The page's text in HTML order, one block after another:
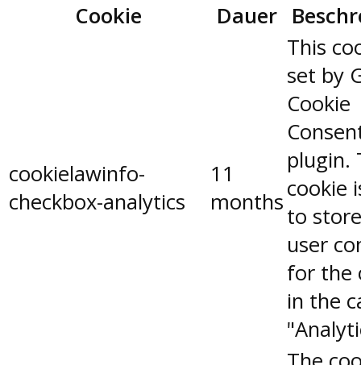
Cookie
Dauer
cookielawinfo-
checkbox-analytics
11
months
This
set by
Cookie
plugin.
cookie
to
user
for the
in the